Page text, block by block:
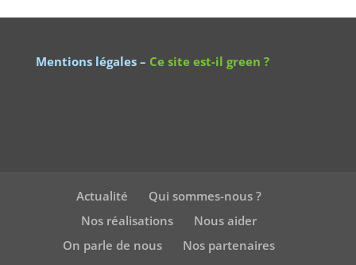
Mentions légales– Ce site est-il green ?
Actualité
Qui sommes-nous ?
Nos réalisations
Nous aider
On parle de nous
Nos partenaires